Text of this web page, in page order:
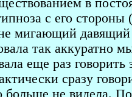
в
с его
мигающий давящий
так аккуратно
еще раз
сразу
больше не видела.